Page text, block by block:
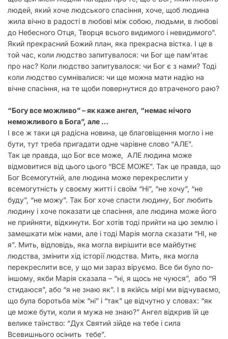
людей, який хоче людського спасіння, хоче, щоб людина
жила вічно в радості в любові між собою, людьми, в любові
до Небесного Отця, Творця всього видимого і невидимого”.
Який прекрасний Божий план, яка прекрасна вістка. І це в
той час, коли людство запитувалося: чи Бог ще пам’ятає
про нас? Коли людство запитувалося: чи Бог є з нами? Тоді
коли людство сумнівалися: чи ще можна мати надію на
вічне спасіння, на те щоби повернутися до втраченого раю?
“Богу все можливо” – як каже ангел, “немає нічого
неможливого в Бога”, але …
І все ж таки ця радісна новина, це благовіщення могло і не
бути, тут треба пригадати одне чарівне слово “АЛЕ”.
Так це правда, що Бог все може, АЛЕ людина може
відмовитися від цього цього “ВСЕ МОЖЕ”. Так це правда, що
Бог Всемогутній, але людина може перекреслити у
всемогутність у своєму житті і своїм “Ні”, “не хочу”, “не
буду”, “не можу”. Так Бог хоче спасти людину, Бог любить
людину і хоче показати це спасіння, але людина може його
не прийняти, відкинути. Бог хотів тоді прийти на цю землю і
замешкати між нами, але і тоді Марія могла сказати “НІ, не
я”. Мить, відповідь, яка могла вирішити все майбутнє
людства, змінити хід історії людства. Мить, яка могла
перекреслити все, у що ми зараз віруємо. Все би було по-
іншому, якби Марія сказала – “ні, я щось не чуюся”, або “Я
стидаюся”, або “я не знаю як”. І в якійсь мірі ми відчуваємо,
що була боротьба між “ні” і “так” це відчутно у словах: “як
це може бути, коли я мужа не знаю?” Ангел відкрив їй це
велике таїнство: “Дух Святий зійде на тебе і сила
Всевишнього осінить тебе”.